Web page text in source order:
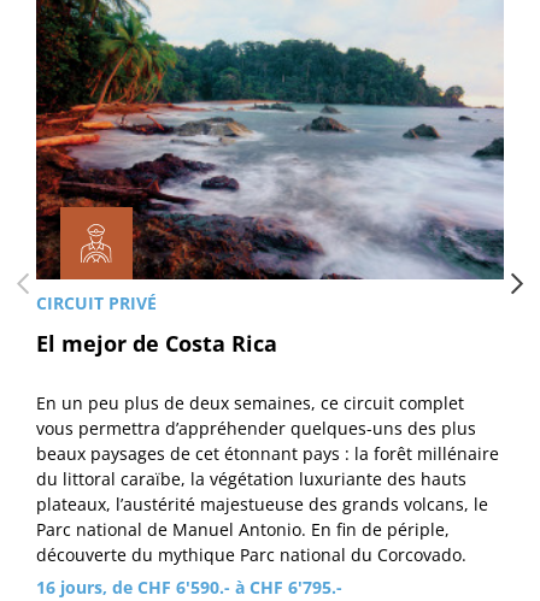
CIRCUIT PRIVÉ
El mejor de Costa Rica
En un peu plus de deux semaines, ce circuit complet
vous permettra d’appréhender quelques-uns des plus
beaux paysages de cet étonnant pays : la forêt millénaire
du littoral caraïbe, la végétation luxuriante des hauts
plateaux, l’austérité majestueuse des grands volcans, le
Parc national de Manuel Antonio. En fin de périple,
découverte du mythique Parc national du Corcovado.
16 jours, de CHF 6'590.- à CHF 6'795.-